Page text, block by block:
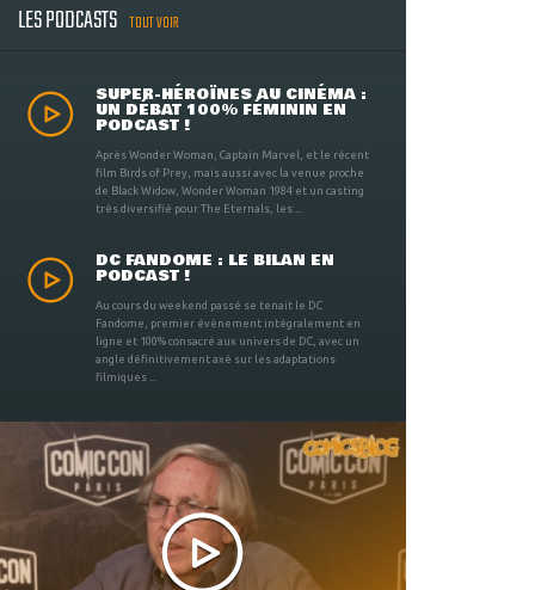
LES PODCASTS TOUT VOIR
SUPER-HÉROÏNES AU CINÉMA :
UN DÉBAT 100% FÉMININ EN
PODCAST !
Après Wonder Woman, Captain Marvel, et le récent
film Birds of Prey, mais aussi avec la venue proche
de Black Widow, Wonder Woman 1984 et un casting
très diversifié pour The Eternals, les ...
DC FANDOME : LE BILAN EN
PODCAST !
Au cours du weekend passé se tenait le DC
Fandome, premier évènement intégralement en
ligne et 100% consacré aux univers de DC, avec un
angle définitivement axé sur les adaptations
filmiques ...